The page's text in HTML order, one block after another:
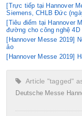
[Trực tiếp tại Hannover
Siemens, CHLB Đức
[Tiêu điểm tại Hannover
đường cho công nghệ 4D
[Hannover Messe 2019]
ảo
[Hannover Messe 2019]
Article "tagged"
Deutsche Messe